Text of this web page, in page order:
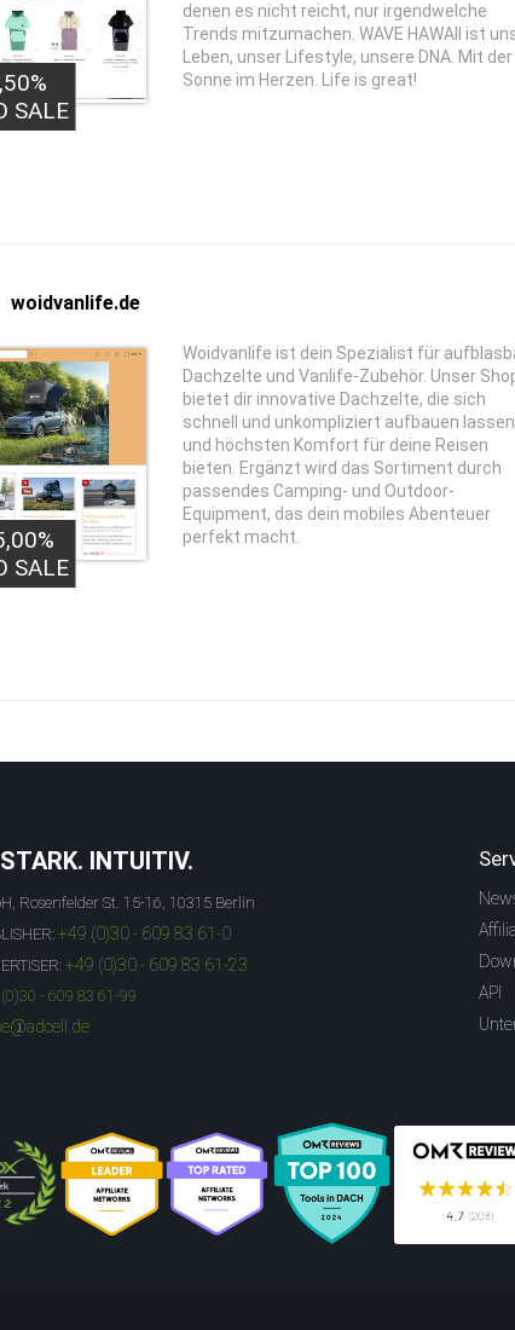
SALE
denen es nicht reicht, nur irgendwelche
Trends mitzumachen. WAVE HAWAII ist
Leben, unser Lifestyle, unsere DNA. Mit der
Sonne im Herzen. Life is great!
woidvanlife.de
SALE
Woidvanlife ist dein Spezialist für
Dachzelte und Vanlife-Zubehör. Unser
bietet dir innovative Dachzelte, die sich
schnell und unkompliziert aufbauen lassen
und höchsten Komfort für deine Reisen
bieten. Ergänzt wird das Sortiment durch
passendes Camping- und Outdoor-
Equipment, das dein mobiles Abenteuer
perfekt macht.
INTUITIV.
Rosenfelder St. 15-16, 10315 Berlin
+49 (0)30 - 609 83 61-0
+49 (0)30 - 609 83 61-23
- 609 83 61-99
API